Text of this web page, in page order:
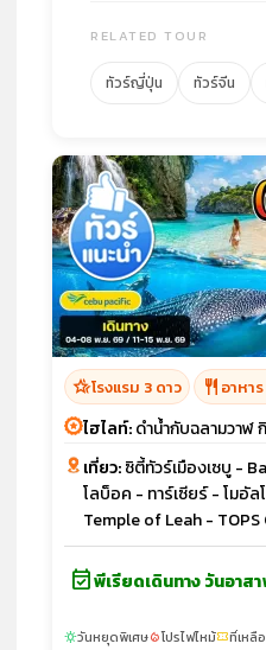
RELATED TOUR
ทัวร์ญี่ปุ่น ทัวร์จีน
hotel_classโรงแรม 3 ดาว restaurant อาหา
ไฮไลท์:ดำน้ำกับฉลามวาฬ
เที่ยว:ซิตี้ทัวร์เมืองเซบู -
โลบ็อค - ทาร์เซียร์ - โมอั
Temple of Leah - TOPS
event_availableพีเรียดเดินทาง วันอาส
sunnyวันหยุดพิเศษlocal_fire_departmentโปรไฟไหม้confirmation_numberที่เหลื